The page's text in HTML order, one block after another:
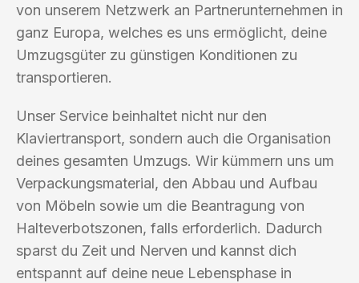
von unserem Netzwerk an Partnerunternehmen in
ganz Europa, welches es uns ermöglicht, deine
Umzugsgüter zu günstigen Konditionen zu
transportieren.
Unser Service beinhaltet nicht nur den
Klaviertransport, sondern auch die Organisation
deines gesamten Umzugs. Wir kümmern uns um
Verpackungsmaterial, den Abbau und Aufbau
von Möbeln sowie um die Beantragung von
Halteverbotszonen, falls erforderlich. Dadurch
sparst du Zeit und Nerven und kannst dich
entspannt auf deine neue Lebensphase in